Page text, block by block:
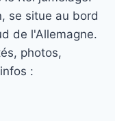
se situe au bord
de l'Allemagne.
photos,
d'infos :